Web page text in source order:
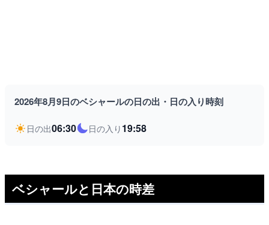
2026年8月9日のベシャールの日の出・日の入り時刻
日の出06:30 日の入り 19:58
ベシャールと日本の時差